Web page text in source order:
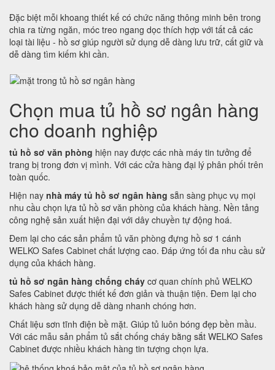
Đặc biệt mỗi khoang thiết kế có chức năng thông minh bên trong
chia ra từng ngăn, móc treo ngang dọc thích hợp với tất cả các
loại tài liệu - hồ sơ giúp người sử dụng dễ dàng lưu trữ, cất giữ và
dễ dàng tìm kiếm khi cần.
Chọn mua tủ hồ sơ ngân hàng
cho doanh nghiệp
tủ hồ sơ văn phòng hiện nay được các nhà máy tin tưởng để
trang bị trong đơn vị mình. Với các cửa hàng đại lý phân phối trên
toàn quốc.
Hiện nay nhà máy tủ hồ sơ ngân hàng sẵn sàng phục vụ mọi
nhu cầu chọn lựa tủ hồ sơ văn phòng của khách hàng. Nền tảng
công nghệ sản xuất hiện đại với dây chuyền tự động hoá.
Đem lại cho các sản phẩm tủ văn phòng đựng hồ sơ 1 cánh
WELKO Safes Cabinet chất lượng cao. Đáp ứng tối đa nhu cầu sử
dụng của khách hàng.
tủ hồ sơ ngân hàng chống cháy cơ quan chính phủ WELKO
Safes Cabinet được thiết kế đơn giản và thuận tiện. Đem lại cho
khách hàng sử dụng dễ dàng nhanh chóng hơn.
Chất liệu sơn tĩnh điện bề mặt. Giúp tủ luôn bóng đẹp bền mầu.
Với các mẫu sản phẩm tủ sắt chống cháy bằng sắt WELKO Safes
Cabinet được nhiều khách hàng tin tượng chọn lựa.